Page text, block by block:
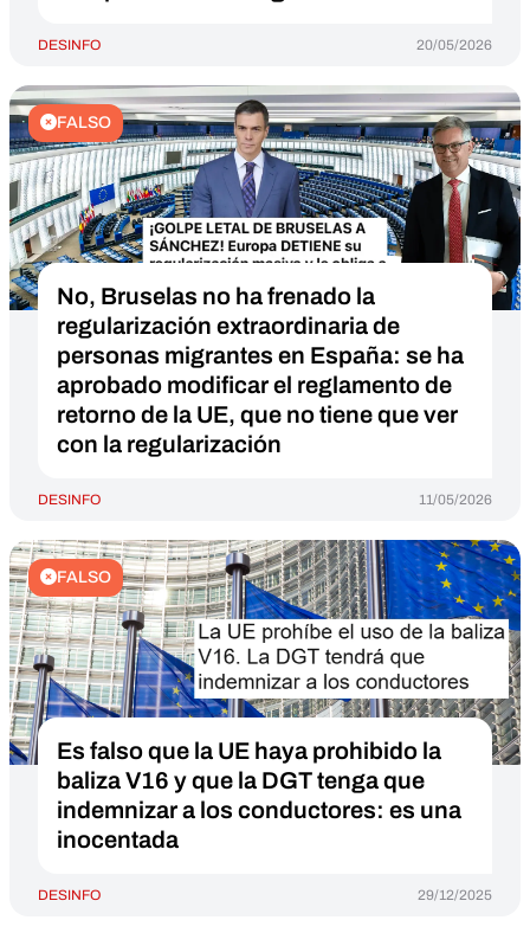
DESINFO 20/05/2026
FALSO
No, Bruselas no ha frenado la
regularización extraordinaria de
personas migrantes en España: se ha
aprobado modificar el reglamento de
retorno de la UE, que no tiene que ver
con la regularización
DESINFO 11/05/2026
FALSO
Es falso que la UE haya prohibido la
baliza V16 y que la DGT tenga que
indemnizar a los conductores: es una
inocentada
DESINFO 29/12/2025